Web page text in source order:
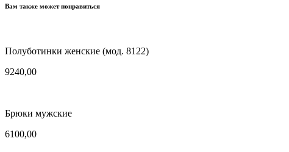
Вам также может понравиться
Полуботинки женские (мод. 8122)
9240,00
Брюки мужские
6100,00